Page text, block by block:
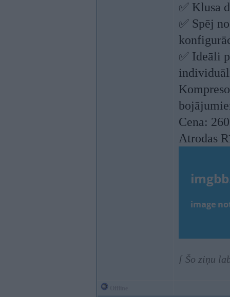
✅ Klusa
✅ Spēj
✅ Ideāli
Cena:
Atrodas
[ Šo ziņu